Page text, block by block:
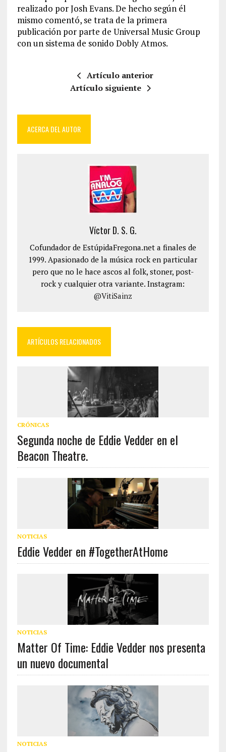
realizado por Josh Evans. De hecho según él
mismo comentó, se trata de la primera
publicación por parte de Universal Music Group
con un sistema de sonido Dobly Atmos.
Artículo anterior
Artículo siguiente
ACERCA DEL AUTOR
Víctor D. S. G.
Cofundador de EstúpidaFregona.net a finales de
1999. Apasionado de la música rock en particular
pero que no le hace ascos al folk, stoner, post-
rock y cualquier otra variante. Instagram:
@VitiSainz
ARTÍCULOS RELACIONADOS
CRÓNICAS
Segunda noche de Eddie Vedder en el
Beacon Theatre.
NOTICIAS
Eddie Vedder en #TogetherAtHome
NOTICIAS
Matter Of Time: Eddie Vedder nos presenta
un nuevo documental
NOTICIAS